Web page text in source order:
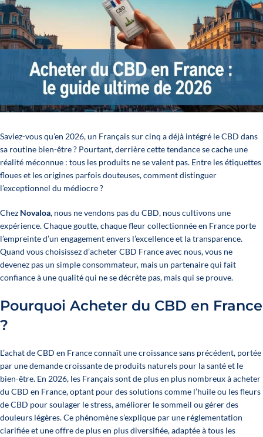
Saviez-vous qu’en 2026, un Français sur cinq a déjà intégré le CBD dans
sa routine bien-être ? Pourtant, derrière cette tendance se cache une
réalité méconnue : tous les produits ne se valent pas. Entre les étiquettes
floues et les origines parfois douteuses, comment distinguer
l’exceptionnel du médiocre ?
Chez Novaloa, nous ne vendons pas du CBD, nous cultivons une
expérience. Chaque goutte, chaque fleur collectionnée en France porte
l’empreinte d’un engagement envers l’excellence et la transparence.
Quand vous choisissez d’acheter CBD France avec nous, vous ne
devenez pas un simple consommateur, mais un partenaire qui fait
confiance à une qualité qui ne se décrète pas, mais qui se prouve.
Pourquoi Acheter du CBD en France
?
L’achat de CBD en France connaît une croissance sans précédent, portée
par une demande croissante de produits naturels pour la santé et le
bien-être. En 2026, les Français sont de plus en plus nombreux à acheter
du CBD en France, optant pour des solutions comme l’huile ou les fleurs
de CBD pour soulager le stress, améliorer le sommeil ou gérer des
douleurs légères. Ce phénomène s’explique par une réglementation
clarifiée et une offre de plus en plus diversifiée, adaptée à tous les